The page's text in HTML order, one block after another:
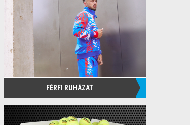
FÉRFI RUHÁZAT